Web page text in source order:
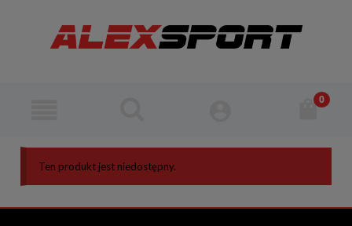
Ten produkt jest niedostępny.